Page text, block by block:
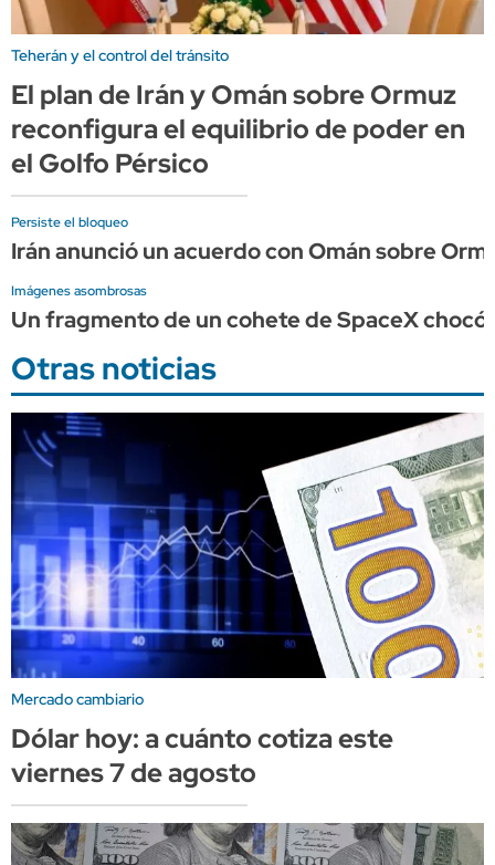
Teherán y el control del tránsito
El plan de Irán y Omán sobre Ormuz
reconfigura el equilibrio de poder en
el Golfo Pérsico
Persiste el bloqueo
Irán anunció un acuerdo con Omán sobre
Imágenes asombrosas
Un fragmento de un cohete de SpaceX
Otras noticias
Mercado cambiario
Dólar hoy: a cuánto cotiza este
viernes 7 de agosto